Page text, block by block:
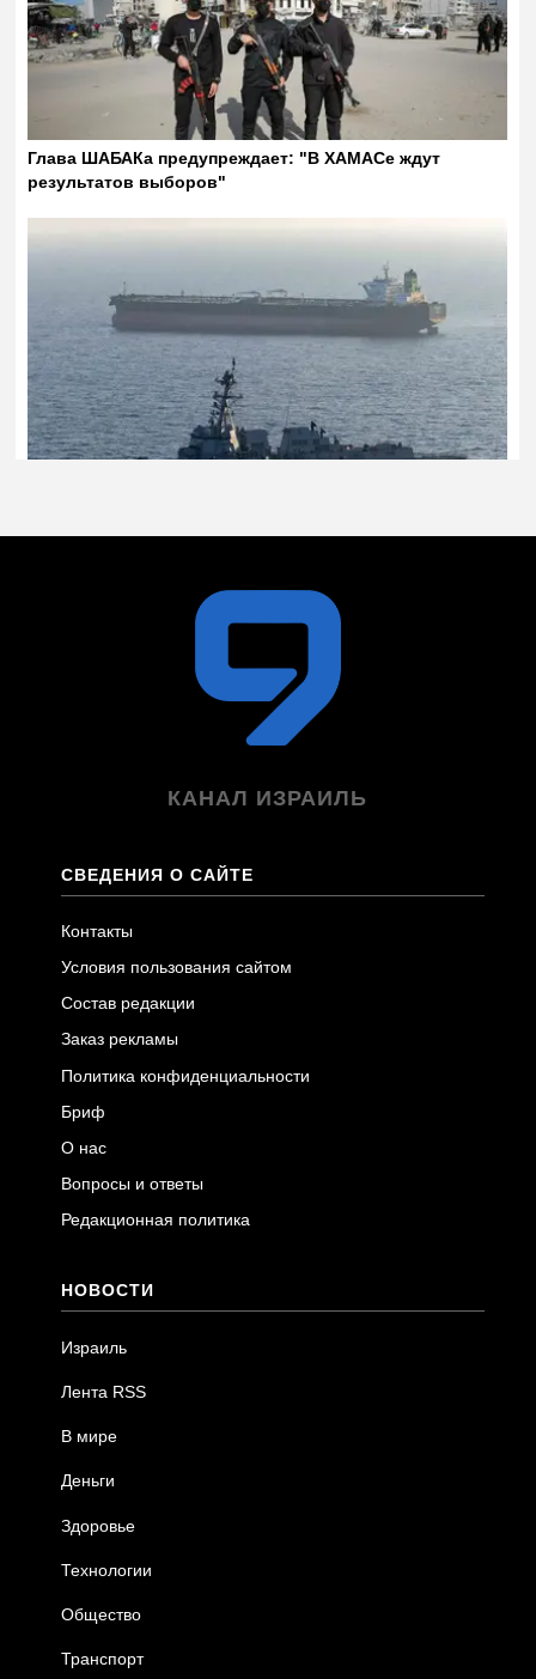
КАНАЛ ИЗРАИЛЬ
СВЕДЕНИЯ О САЙТЕ
Контакты
Условия пользования сайтом
Состав редакции
Заказ рекламы
Политика конфиденциальности
Бриф
О нас
Вопросы и ответы
Редакционная политика
НОВОСТИ
Израиль
Лента RSS
В мире
Деньги
Здоровье
Технологии
Общество
Транспорт